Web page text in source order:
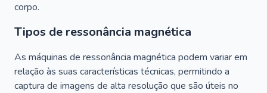
corpo.
Tipos de ressonância magnética
As máquinas de ressonância magnética podem variar em
relação às suas características técnicas, permitindo a
captura de imagens de alta resolução que são úteis no